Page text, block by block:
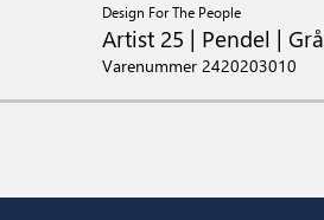
Design For The People
Artist 25 | Pendel | Grå
Varenummer 2420203010